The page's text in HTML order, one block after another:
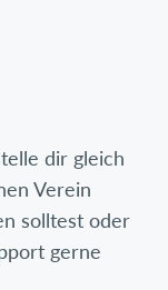
dir gleich
Verein
solltest oder
gerne